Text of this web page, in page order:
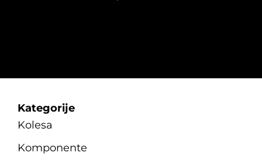
Kategorije
Kolesa
Komponente